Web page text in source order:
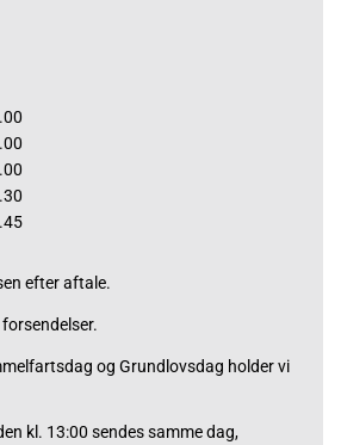
efter aftale.
og Grundlovsdag holder vi
kl. 13:00 sendes samme dag,